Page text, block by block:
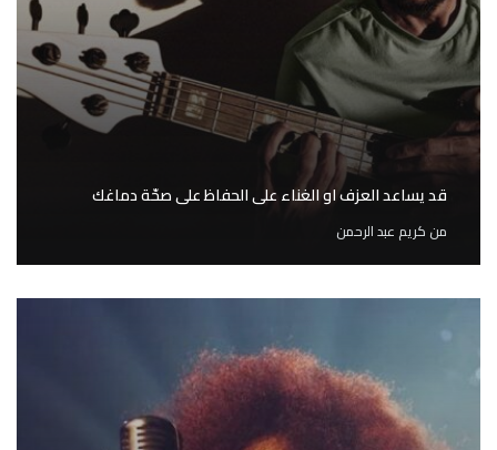
قد يساعد العزف او الغناء على الحفاظ على صحّة دماغك
من كريم عبد الرحمن